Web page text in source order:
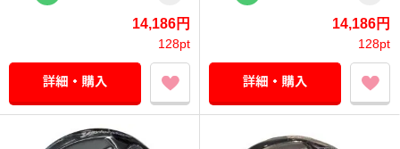
14,186円
128pt
14,186円
128pt